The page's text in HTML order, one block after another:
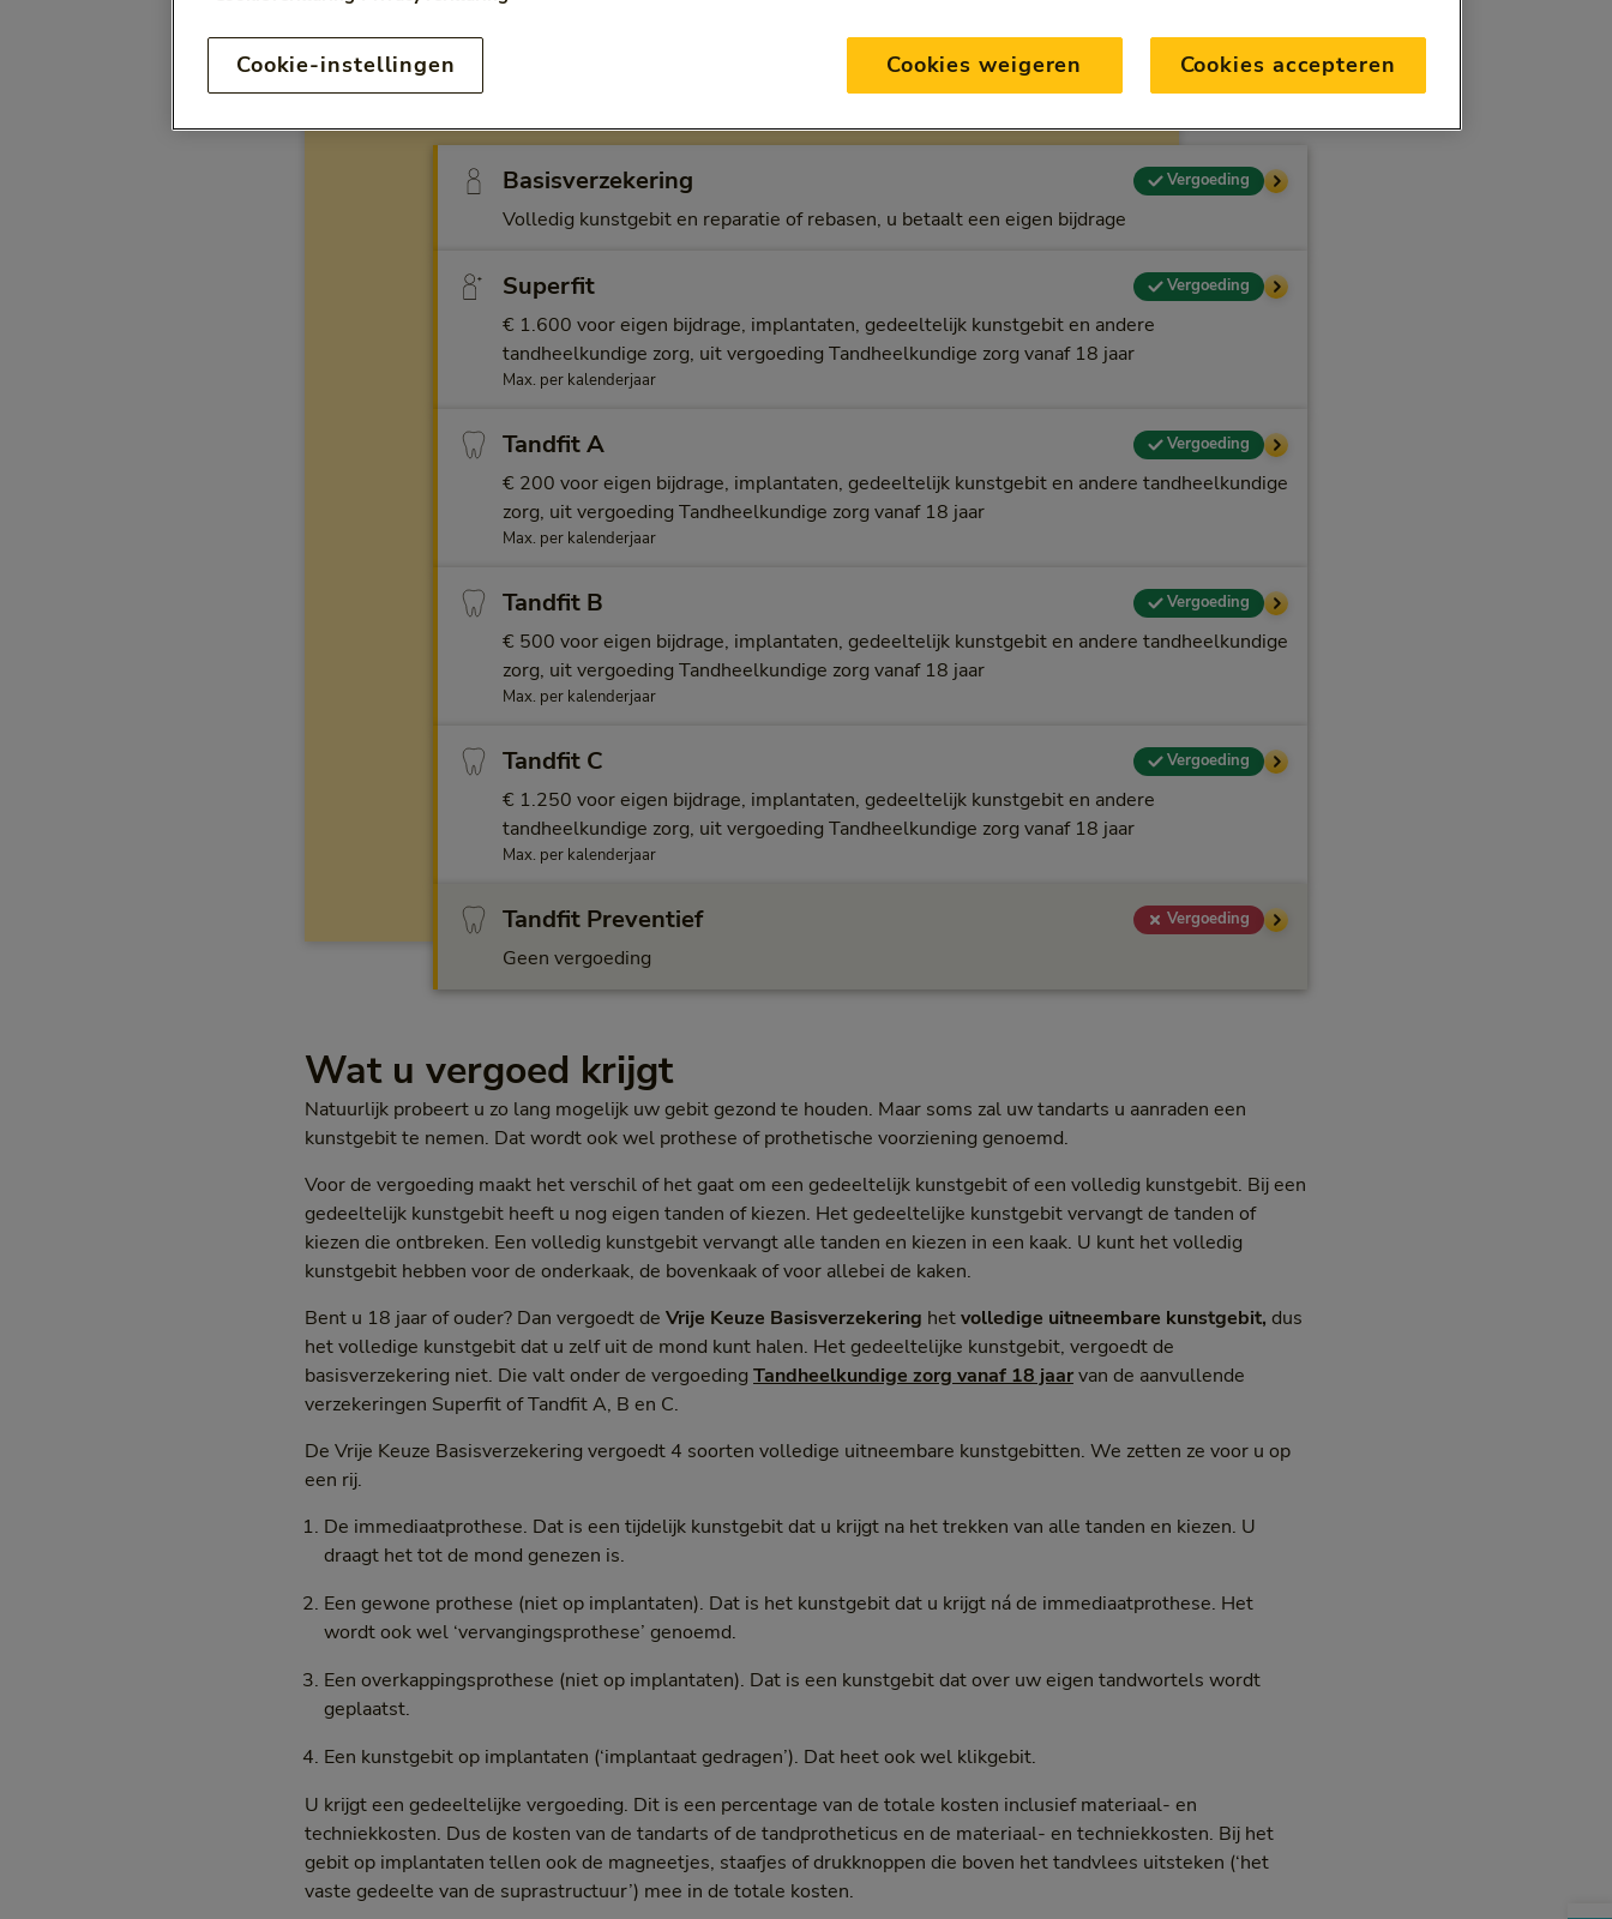
Vergoeding per verzekering
Basisverzekering Vergoeding
Volledig kunstgebit en reparatie of rebasen, u betaalt een eigen bijdrage
Superfit Vergoeding
€ 1.600 voor eigen bijdrage, implantaten, gedeeltelijk kunstgebit en andere
tandheelkundige zorg, uit vergoeding Tandheelkundige zorg vanaf 18 jaar
Max. per kalenderjaar
Tandfit A Vergoeding
€ 200 voor eigen bijdrage, implantaten, gedeeltelijk kunstgebit en andere tandheelkundige
zorg, uit vergoeding Tandheelkundige zorg vanaf 18 jaar
Max. per kalenderjaar
Tandfit B Vergoeding
€ 500 voor eigen bijdrage, implantaten, gedeeltelijk kunstgebit en andere tandheelkundige
zorg, uit vergoeding Tandheelkundige zorg vanaf 18 jaar
Max. per kalenderjaar
Tandfit C Vergoeding
€ 1.250 voor eigen bijdrage, implantaten, gedeeltelijk kunstgebit en andere
tandheelkundige zorg, uit vergoeding Tandheelkundige zorg vanaf 18 jaar
Max. per kalenderjaar
Tandfit Preventief Vergoeding
Geen vergoeding
Wat u vergoed krijgt
Natuurlijk probeert u zo lang mogelijk uw gebit gezond te houden. Maar soms zal uw tandarts u aanraden een
kunstgebit te nemen. Dat wordt ook wel prothese of prothetische voorziening genoemd.
Voor de vergoeding maakt het verschil of het gaat om een gedeeltelijk kunstgebit of een volledig kunstgebit. Bij een
gedeeltelijk kunstgebit heeft u nog eigen tanden of kiezen. Het gedeeltelijke kunstgebit vervangt de tanden of
kiezen die ontbreken. Een volledig kunstgebit vervangt alle tanden en kiezen in een kaak. U kunt het volledig
kunstgebit hebben voor de onderkaak, de bovenkaak of voor allebei de kaken.
Bent u 18 jaar of ouder? Dan vergoedt de Vrije Keuze Basisverzekering hetvolledige uitneembare kunstgebit, dus
het volledige kunstgebit dat u zelf uit de mond kunt halen. Het gedeeltelijke kunstgebit, vergoedt de
basisverzekering niet. Die valt onder de vergoeding Tandheelkundige zorg vanaf 18 jaarvan de aanvullende
verzekeringen Superfit of Tandfit A, B en C.
De Vrije Keuze Basisverzekering vergoedt 4 soorten volledige uitneembare kunstgebitten. We zetten ze voor u op
een rij.
De immediaatprothese. Dat is een tijdelijk kunstgebit dat u krijgt na het trekken van alle tanden en kiezen. U
draagt het tot de mond genezen is.
Een gewone prothese (niet op implantaten). Dat is het kunstgebit dat u krijgt ná de immediaatprothese. Het
wordt ook wel ‘vervangingsprothese’ genoemd.
Een overkappingsprothese (niet op implantaten). Dat is een kunstgebit dat over uw eigen tandwortels wordt
geplaatst.
Een kunstgebit op implantaten (‘implantaat gedragen’). Dat heet ook wel klikgebit.
U krijgt een gedeeltelijke vergoeding. Dit is een percentage van de totale kosten inclusief materiaal- en
techniekkosten. Dus de kosten van de tandarts of de tandprotheticus en de materiaal- en techniekkosten. Bij het
gebit op implantaten tellen ook de magneetjes, staafjes of drukknoppen die boven het tandvlees uitsteken (‘het
vaste gedeelte van de suprastructuur’) mee in de totale kosten.
Cookie-instellingen Cookies weigeren Cookies accepteren